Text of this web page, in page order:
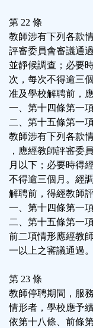
第 22 條
教師涉有下列各款
評審委員會審議通
並靜候調查；必要
次，每次不得逾三
准及學校解聘前，
一、第十四條第一
二、第十五條第一
教師涉有下列各款
，應經教師評審委
月以下；必要時得
不得逾三個月。經
解聘前，得經教師
一、第十四條第一
二、第十五條第一
前二項情形應經教
一以上之審議通過。
第 23 條
教師停聘期間，服
情形者，學校應予續
依第十八條、前條